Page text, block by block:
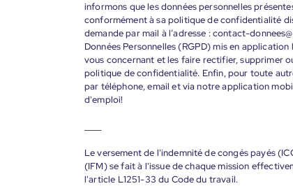
informons que les données personnelles
conformément à sa politique de confidentialité
demande par mail à l’adresse : contact-
Données Personnelles (RGPD) mis en
vous concernant et les faire rectifier, supprimer
politique de confidentialité. Enfin, pour toute
par téléphone, email et via notre application
d'emploi!
Le versement de l'indemnité de congés payés
(IFM) se fait à l'issue de chaque mission
l'article L1251-33 du Code du travail.